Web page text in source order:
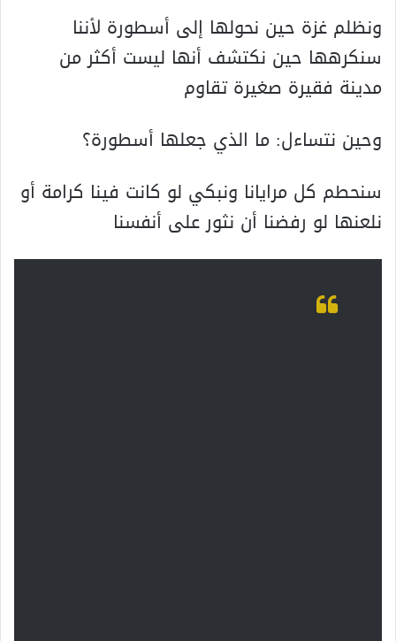
ونظلم غزة حين نحولها إلى أسطورة لأننا
سنکرهها حين نکتشف أنها ليست أکثر من
مدينة فقيرة صغيرة تقاوم
وحين نتساءل: ما الذي جعلها أسطورة؟
سنحطم کل مرايانا ونبکي لو کانت فينا کرامة أو
نلعنها لو رفضنا أن نثور على أنفسنا